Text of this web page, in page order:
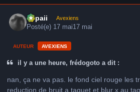
supaii Avexiens
Posté(e) 17 mai17 mai
AUTEUR AVEXIENS
il y a une heure, frédogoto a dit :
nan, ça ne va pas. le fond ciel rouge les
reduction de bruit a taquet et blur x au